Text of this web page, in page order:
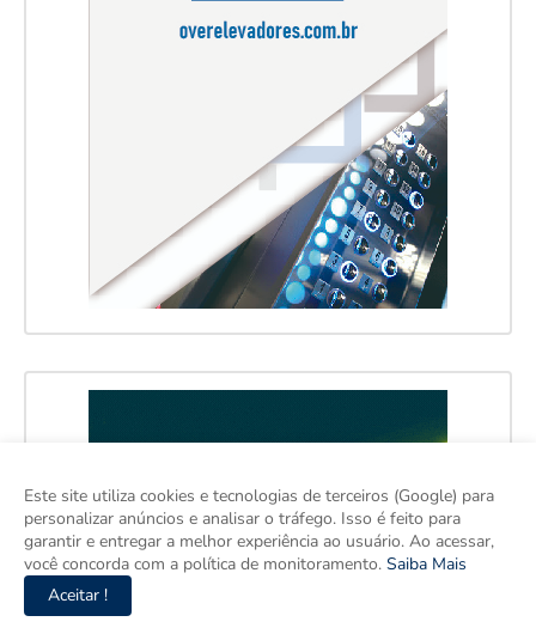
Este site utiliza cookies e tecnologias de terceiros (Google) para
personalizar anúncios e analisar o tráfego. Isso é feito para
garantir e entregar a melhor experiência ao usuário. Ao acessar,
você concorda com a política de monitoramento. Saiba Mais
Aceitar !